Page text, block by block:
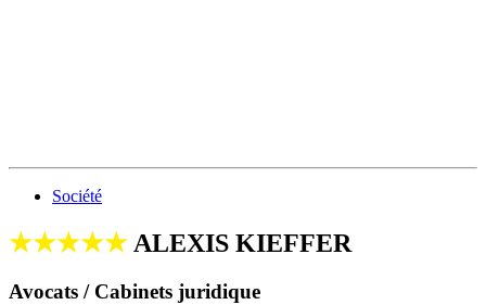
Société
★★★★★ALEXIS KIEFFER
Avocats / Cabinets juridique